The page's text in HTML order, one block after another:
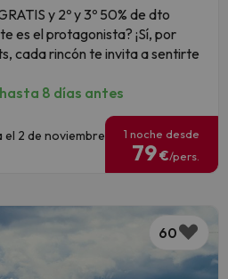
y 2º y 3º 50% de dto
es el protagonista? ¡Sí, por
cada rincón te invita a sentirte
8 días antes
el 2 de noviembre
1 noche desde
79€/pers.
60